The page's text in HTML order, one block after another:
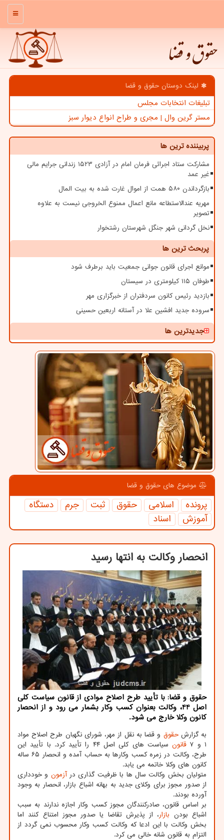
منو
حقوق و قضا
لینک دوستان حقوق و قضا
تبلیغات انتخابات مجلس
مستر گرین وال | مجری و طراح انواع دیوار سبز
پربیننده ترین ها
مشارکت ستاد اجرائی فرمان امام در آزادی ۱۵۲۳ زندانی جرایم مالی
غیر عمد
بازگرداندن ۵۸۰ همت از اموال غارت شده به بیت المال
مهریه عندالاستطاعه مانع اعمال ممنوع الخروجی نیست به علاوه
تصویر
نخل گردانی شهر جنگل شهرستان رشتخوار
پربحث ترین ها
موانع اجرای قانون جوانی جمعیت باید برطرف شود
طوفان ۱۱۵ کیلومتری در سیستان
بازدید رئیس کانون سردفتران از خبرگزاری مهر
سروده جدید افشین علا در آستانه اربعین حسینی
جدیدترین ها
موضوع های حقوق و قضا
پرونده اسلامی حقوق ثبت جرم
دستگاه
آموزش
اسناد
انحصار وكالت به انتها رسید
حقوق و قضا: با تأیید طرح اصلاح موادی از قانون سیاست کلی
اصل 44، وکالت بعنوان کسب وکار بشمار می رود و از انحصار
کانون وکلا خارج می شود.
به گزارشحقوق و قضا به نقل از مهر، شورای نگهبان طرح اصلاح مواد
۱ و ۷
قانون
سیاست های کلی اصل ۴۴ را تأیید کرد. با تأیید این
طرح، وکالت در زمره کسب وکارها به حساب آمده و انحصار ۶۵ ساله
کانون های وکلا خاتمه می یابد.
متولیان بخش وکالت سال ها با ظرفیت گذاری درآزمون و خودداری
از صدور مجوز برای وکلای جدید به بهانه اشباع بازار، انحصار به وجود
آورده بودند.
بر اساس قانون، صادرکنندگان مجوز کسب وکار اجازه ندارند به سبب
اشباع بودن بازار، از پذیرش تقاضا یا صدور مجوز امتناع کنند اما
بخش وکالت با این ادعا که وکالت کسب وکار محسوب نمی گردد از
التزام به قانون شانه خالی می کرد.